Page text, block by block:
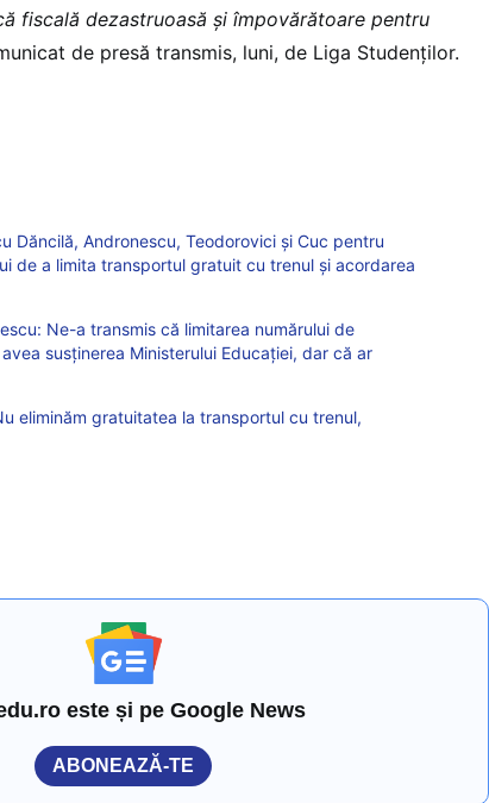
fiscală dezastruoasă și împovărătoare pentru
de presă transmis, luni, de Liga Studenților.
Dăncilă, Andronescu, Teodorovici și Cuc pentru
de a limita transportul gratuit cu trenul și acordarea
Ne-a transmis că limitarea numărului de
susținerea Ministerului Educației, dar că ar
eliminăm gratuitatea la transportul cu trenul,
este și pe Google News
ABONEAZĂ-TE